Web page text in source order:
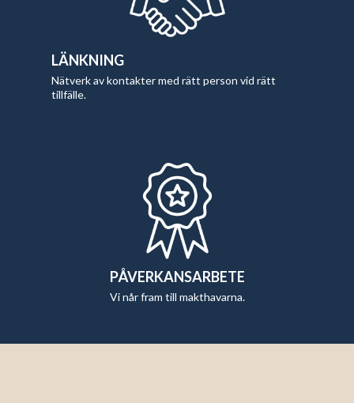
LÄNKNING
Nätverk av kontakter med rätt person vid rätt
tillfälle.
PÅVERKANSARBETE
Vi når fram till makthavarna.